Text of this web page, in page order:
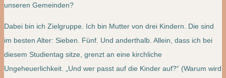
unseren Gemeinden?
Dabei bin ich Zielgruppe. Ich bin Mutter von drei Kindern. Die sind
im besten Alter: Sieben. Fünf. Und anderthalb. Allein, dass ich bei
diesem Studientag sitze, grenzt an eine kirchliche
Ungeheuerlichkeit. „Und wer passt auf die Kinder auf?“ (Warum wird